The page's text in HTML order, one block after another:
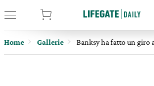
Home Gallerie Banksy ha fatto un giro